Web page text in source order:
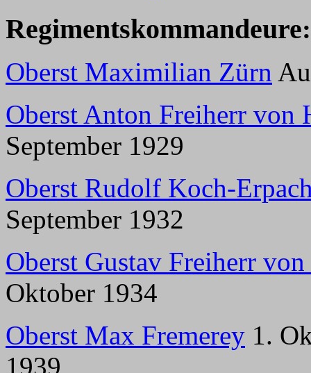
Regimentskommandeure:
Oberst Maximilian Zürn
Oberst Anton Freiherr von
September 1929
Oberst Rudolf Koch-
September 1932
Oberst Gustav Freiherr
Oktober 1934
Oberst Max Fremerey 1.
1939